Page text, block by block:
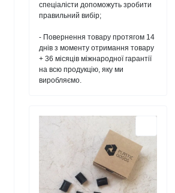
спеціалісти допоможуть зробити
правильний вибір;
- Повернення товару протягом 14
днів з моменту отримання товару
+ 36 місяців міжнародної гарантії
на всю продукцію, яку ми
виробляємо.